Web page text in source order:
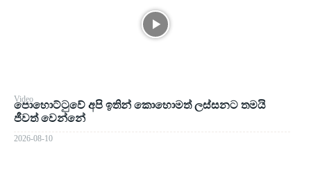
Video
පොහොට්ටුවේ අපි ඉතින් කොහොමත් ලස්සනට තමයි
ජීවත් වෙන්නේ
2026-08-10